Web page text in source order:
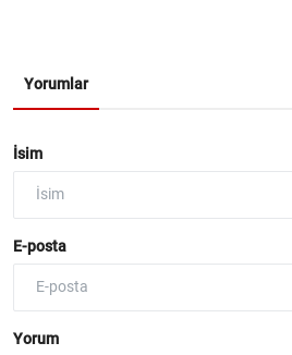
Yorumlar
İsim
E-posta
Yorum